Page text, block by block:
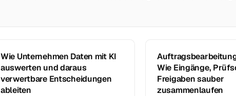
Wie Unternehmen Daten mit KI
auswerten und daraus
verwertbare Entscheidungen
ableiten
Wie Eingänge,
Freigaben sauber
zusammenlaufen